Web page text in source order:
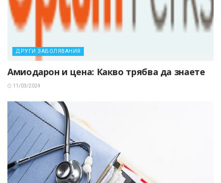
ДРУГИ ЗАБОЛЯВАНИЯ
Амиодарон и цена: Какво трябва да знаете
11/03/2024